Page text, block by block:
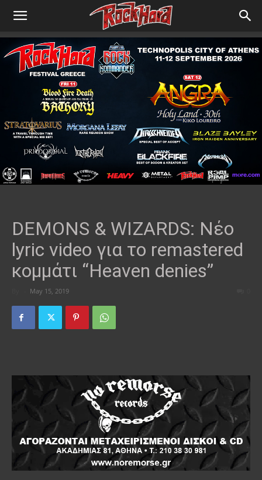
DEMONS & WIZARDS: Νέο
lyric video για το remastered
κομμάτι “Heaven denies”
May 15, 2019